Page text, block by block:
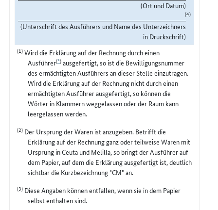
(Ort und Datum)
(4)
(Unterschrift des Ausführers und Name des Unterzeichners
in Druckschrift)
(1)Wird die Erklärung auf der Rechnung durch einen
Ausführer(*)ausgefertigt, so ist die Bewilligungsnummer
des ermächtigten Ausführers an dieser Stelle einzutragen.
Wird die Erklärung auf der Rechnung nicht durch einen
ermächtigten Ausführer ausgefertigt, so können die
Wörter in Klammern weggelassen oder der Raum kann
leergelassen werden.
(2) Der Ursprung der Waren ist anzugeben. Betrifft die
Erklärung auf der Rechnung ganz oder teilweise Waren mit
Ursprung in Ceuta und Melilla, so bringt der Ausführer auf
dem Papier, auf dem die Erklärung ausgefertigt ist, deutlich
sichtbar die Kurzbezeichnung "CM" an.
(3) Diese Angaben können entfallen, wenn sie in dem Papier
selbst enthalten sind.